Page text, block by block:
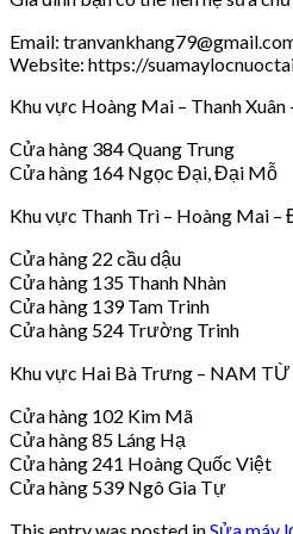
Email:
Website: https://
Khu vực Hoàng Mai – Thanh Xuân
Cửa hàng 384 Quang Trung
Cửa hàng 164 Ngọc Đại, Đại Mỗ
Khu vực Thanh Trì – Hoàng Mai –
Cửa hàng 22 cầu dậu
Cửa hàng 135 Thanh Nhàn
Cửa hàng 139 Tam Trinh
Cửa hàng 524 Trường Trinh
Khu vực Hai Bà Trưng – NAM
Cửa hàng 102 Kim Mã
Cửa hàng 85 Láng Hạ
Cửa hàng 241 Hoàng Quốc Việt
Cửa hàng 539 Ngô Gia Tự